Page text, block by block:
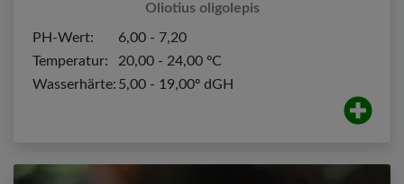
Oliotius oligolepis
PH-Wert:
6,00 - 7,20
Temperatur:
20,00 - 24,00 ºC
Wasserhärte: 5,00 - 19,00º dGH